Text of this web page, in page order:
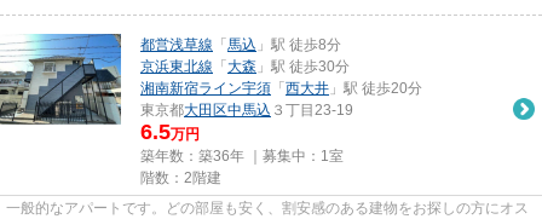
都営浅草線 「 馬込 」駅 徒歩8分
京浜東北線 「 大森 」駅 徒歩30分
湘南新宿ライン宇須 「 西大井 」駅 徒歩20分
東京都大田区中馬込 ３丁目23-19
6.5万円
築年数：築36年 ｜募集中： 1室
階数：2階建
一般的なアパートです。どの部屋も安く、割安感のある建物をお探しの方にオス